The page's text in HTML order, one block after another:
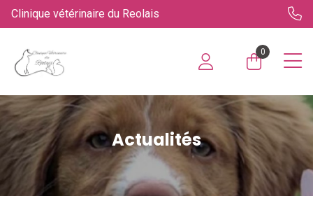
Clinique vétérinaire du Reolais
0
Actualités